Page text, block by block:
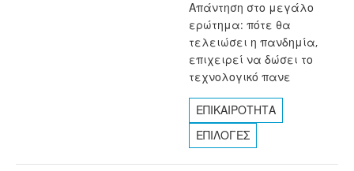
Απάντηση στο μεγάλο
ερώτημα: πότε θα
τελειώσει η πανδημία,
επιχειρεί να δώσει το
τεχνολογικό πανε
ΕΠΙΚΑΙΡΟΤΗΤΑ
ΕΠΙΛΟΓΕΣ